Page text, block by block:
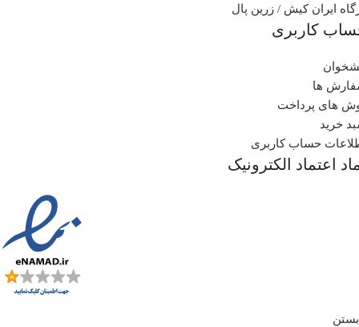
ایران کیش / زرین پال
کاربری
ها
های پرداخت
خرید
حساب کاربری
اعتماد الکترونیک
بستن